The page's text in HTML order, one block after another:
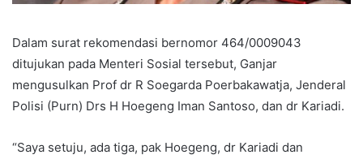
Dalam surat rekomendasi bernomor 464/0009043
ditujukan pada Menteri Sosial tersebut, Ganjar
mengusulkan Prof dr R Soegarda Poerbakawatja, Jenderal
Polisi (Purn) Drs H Hoegeng Iman Santoso, dan dr Kariadi.
“Saya setuju, ada tiga, pak Hoegeng, dr Kariadi dan